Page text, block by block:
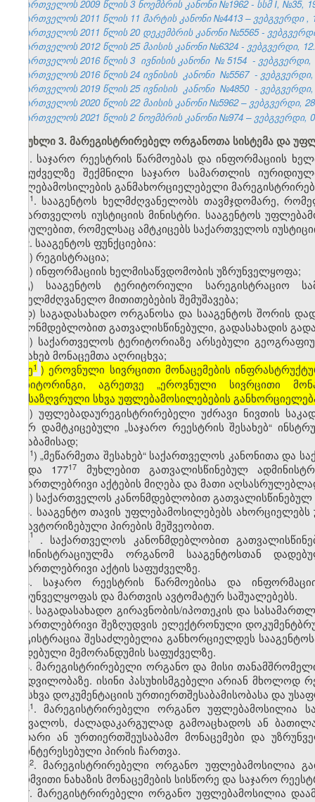
საქართველოს 2009 წლის 3 ნოემბრის კანონი №1962 - სსმ I, №35,
საქართველოს 2011 წლის 11 მარტის კანონი №4413 – ვებგვერდი ,
საქართველოს 2011 წლის 20 დეკემბრის კანონი №5565 -
საქართველოს 2012 წლის 25 მაისის კანონი №6324 - ვებგვერდი,
საქართველოს 2016 წლის 3 ივნისის კანონი № 5154 - ვებგვერდი,
საქართველოს 2016 წლის 24 ივნისის კანონი №5567 - ვებგვერდი,
საქართველოს 2019 წლის 25 ივნისის კანონი №4850 - ვებგვერდი,
საქართველოს 2020 წლის 22 მაისის კანონი №5962 – ვებგვერდი,
საქართველოს 2021 წლის 2 ნოემბრის კანონი №974 – ვებგვერდი,
მუხლი 3. მარეგისტრირებელ ორგანოთა სისტემა და
1. საჯარო რეესტრის წარმოებას და ინფორმაციის
საფუძველზე შექმნილი საჯარო სამართლის
უფლებამოსილების განმახორციელებელი
​1. სააგენტოს ხელმძღვანელობს თავმჯდომარე,
საქართველოს იუსტიციის მინისტრი. სააგენტოს
დებულებით, რომელსაც ამტკიცებს საქართველოს
2. სააგენტოს ფუნქციებია:
ა) რეგისტრაცია;
ბ) ინფორმაციის ხელმისაწვდომობის უზრუნველყოფა;
გ) სააგენტოს ტერიტორიული სარეგისტრაციო
სახელმძღვანელო მითითებების შემუშავება;
დ) საგადასახადო ორგანოსა და სააგენტოს შორის
კანონმდებლობით გათვალისწინებული, გადასახადის
ე) საქართველოს ტერიტორიაზე არსებული
შესახებ მონაცემთა აღრიცხვა;
ე1 ) ეროვნული სივრცითი მონაცემების
მონიტორინგი, აგრეთვე „ეროვნული სივრცითი
განსაზღვრული სხვა უფლებამოსილებების
ვ) უფლებადაურეგისტრირებელი უძრავი ნივთის
მიერ დამტკიცებული „საჯარო რეესტრის შესახებ“
შესაბამისად;
​1) „მეწარმეთა შესახებ“ საქართველოს კანონითა
და 177​17
მუხლებით გათვალისწინებულ
სამართლებრივი აქტების მიღება და მათი
ზ) საქართველოს კანონმდებლობით
3. სააგენტო თავის უფლებამოსილებებს
და ავტორიზებული პირების მეშვეობით.
31
. საქართველოს კანონმდებლობით
ადმინისტრაციულმა ორგანომ სააგენტოსთან
სამართლებრივი აქტის საფუძველზე.
4. საჯარო რეესტრის წარმოებისა და
უზრუნველყოფას და მართვის ავტომატურ საშუალებებს.
5. საგადასახადო გირავნობის/იპოთეკის და
სამართლებრივი შეზღუდვის ელექტრონული
რეგისტრაცია შესაძლებელია განხორციელდეს
დადებული მემორანდუმის საფუძველზე.
6. მარეგისტრირებელი ორგანო და მისი
ნამდვილობაზე. ისინი პასუხისმგებელი არიან
თუ სხვა დოკუმენტაციის ურთიერთშესაბამისობასა და
6​1. მარეგისტრირებელი ორგანო უფლებამოსილია
შეცვალოს, ძალადაკარგულად გამოაცხადოს ან
მცდარი ან ურთიერთშეუსაბამო მონაცემები და
დაინტერესებული პირის ჩართვა.
6​2. მარეგისტრირებელი ორგანო უფლებამოსილია
აზომვითი ნახაზის მონაცემების სისწორე და საჯარო
7. მარეგისტრირებელი ორგანო უფლებამოსილია